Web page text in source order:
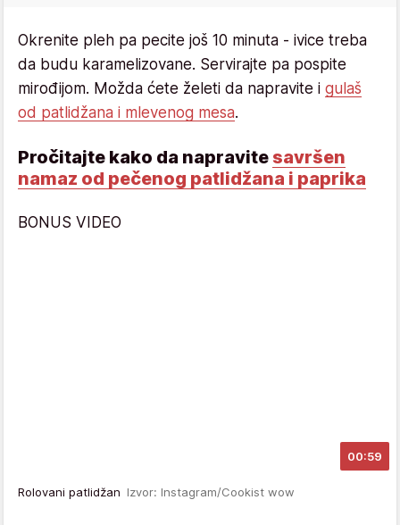
Okrenite pleh pa pecite još 10 minuta - ivice treba
da budu karamelizovane. Servirajte pa pospite
mirođijom. Možda ćete želeti da napravite i gulaš
od patlidžana i mlevenog mesa.
Pročitajte kako da napravite savršen
namaz od pečenog patlidžana i paprika
BONUS VIDEO
00:59
Rolovani patlidžan Izvor: Instagram/Cookist wow